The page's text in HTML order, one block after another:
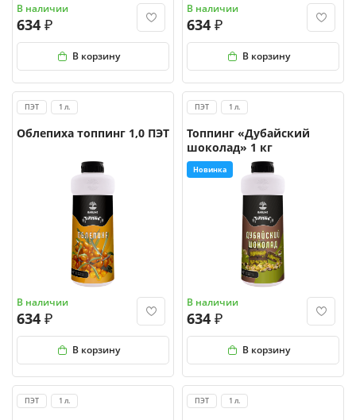
В наличии
634
В корзину
В наличии
634
В корзину
ПЭТ 1 л.
Облепиха топпинг 1,0 ПЭТ
В наличии
634
В корзину
ПЭТ 1 л.
Топпинг «Дубайский
шоколад» 1 кг
Новинка
В наличии
634
В корзину
ПЭТ 1 л. ПЭТ 1 л.